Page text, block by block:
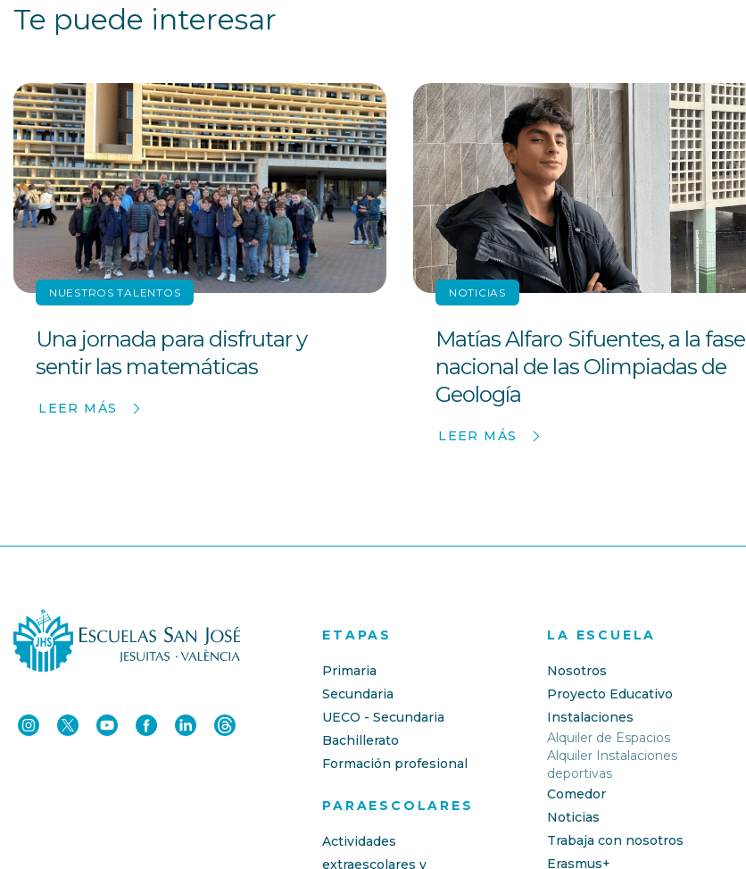
Te puede interesar
NUESTROS TALENTOS
Una jornada para disfrutar y
sentir las matemáticas
LEER MÁS
NOTICIAS
Matías Alfaro Sifuentes, a la fase
nacional de las Olimpiadas de
Geología
LEER MÁS
ETAPAS
Primaria
Secundaria
UECO - Secundaria
Bachillerato
Formación profesional
PARAESCOLARES
Actividades
extraescolares y
LA ESCUELA
Nosotros
Proyecto Educativo
Instalaciones
Alquiler de Espacios
Alquiler Instalaciones
deportivas
Comedor
Noticias
Trabaja con nosotros
Erasmus+